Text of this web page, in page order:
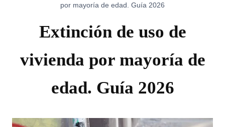
por mayoría de edad. Guía 2026
Extinción de uso de
vivienda por mayoría de
edad. Guía 2026